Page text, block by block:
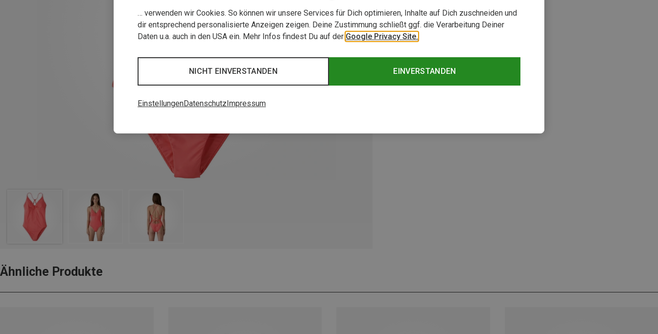
Ähnliche Produkte
… verwenden wir Cookies. So können wir unsere Services für Dich optimieren, Inhalte auf Dich zuschneiden und
dir entsprechend personalisierte Anzeigen zeigen. Deine Zustimmung schließt ggf. die Verarbeitung Deiner
Daten u.a. auch in den USA ein. Mehr Infos findest Du auf der Google Privacy Site.
EINVERSTANDEN
NICHT EINVERSTANDEN
EinstellungenDatenschutzImpressum